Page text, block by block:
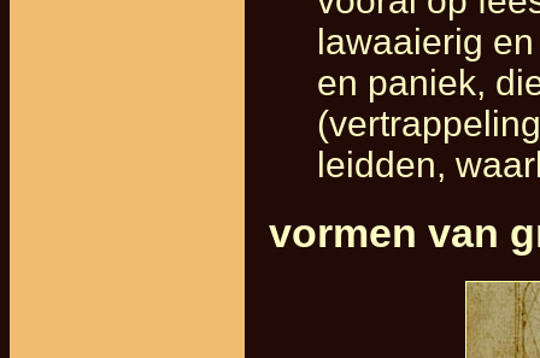
lawaaierig
en paniek,
leidden,
vormen van